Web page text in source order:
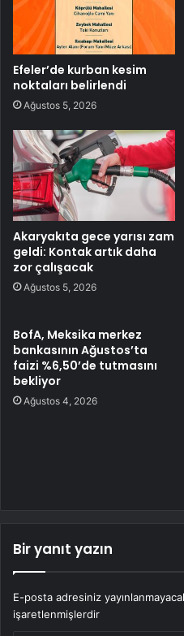
Efeler’de kurban kesim
noktaları belirlendi
Ağustos 5, 2026
Akaryakıta gece yarısı zam
geldi: Kontak artık daha
zor çalışacak
Ağustos 5, 2026
BofA, Meksika merkez
bankasının Ağustos’ta
faizi %6,50’de tutmasını
bekliyor
Ağustos 4, 2026
Bir yanıt yazın
E-posta adresiniz
işaretlenmişlerdir